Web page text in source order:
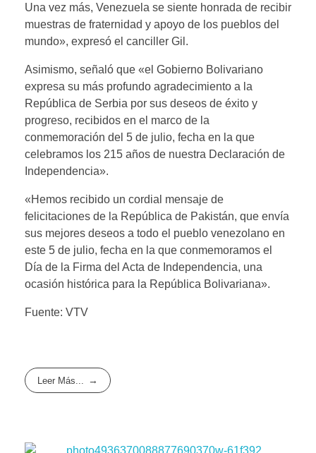
Una vez más, Venezuela se siente honrada de recibir
muestras de fraternidad y apoyo de los pueblos del
mundo», expresó el canciller Gil.
Asimismo, señaló que «el Gobierno Bolivariano
expresa su más profundo agradecimiento a la
República de Serbia por sus deseos de éxito y
progreso, recibidos en el marco de la
conmemoración del 5 de julio, fecha en la que
celebramos los 215 años de nuestra Declaración de
Independencia».
«Hemos recibido un cordial mensaje de
felicitaciones de la República de Pakistán, que envía
sus mejores deseos a todo el pueblo venezolano en
este 5 de julio, fecha en la que conmemoramos el
Día de la Firma del Acta de Independencia, una
ocasión histórica para la República Bolivariana».
Fuente: VTV
Leer Más...